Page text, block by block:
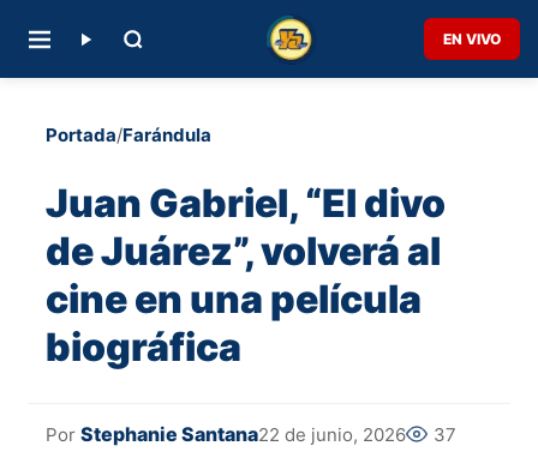
EN VIVO
Portada/Farándula
Juan Gabriel, “El divo
de Juárez”, volverá al
cine en una película
biográfica
Por Stephanie Santana22 de junio, 2026 37